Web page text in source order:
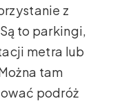
z
to parkingi,
metra lub
tam
podróż